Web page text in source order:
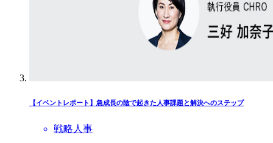
【イベントレポート】急成長の陰で起きた人事課題と解決へのステップ
戦略人事